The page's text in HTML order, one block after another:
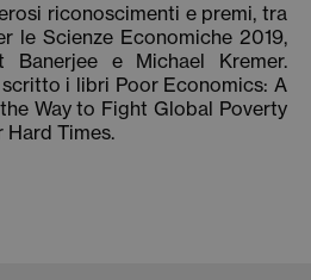
riconoscimenti e premi, tra
le Scienze Economiche 2019,
Banerjee e Michael Kremer.
scritto i libri Poor Economics: A
Way to Fight Global Poverty
Times.